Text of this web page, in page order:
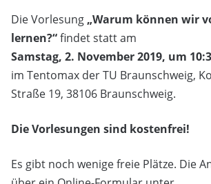
Die Vorlesung „Warum können wir
lernen?“findet statt am
Samstag, 2. November 2019, um
im Tentomax der TU Braunschweig,
Straße 19, 38106 Braunschweig.
Die Vorlesungen sind kostenfrei!
Es gibt noch wenige freie Plätze. Die